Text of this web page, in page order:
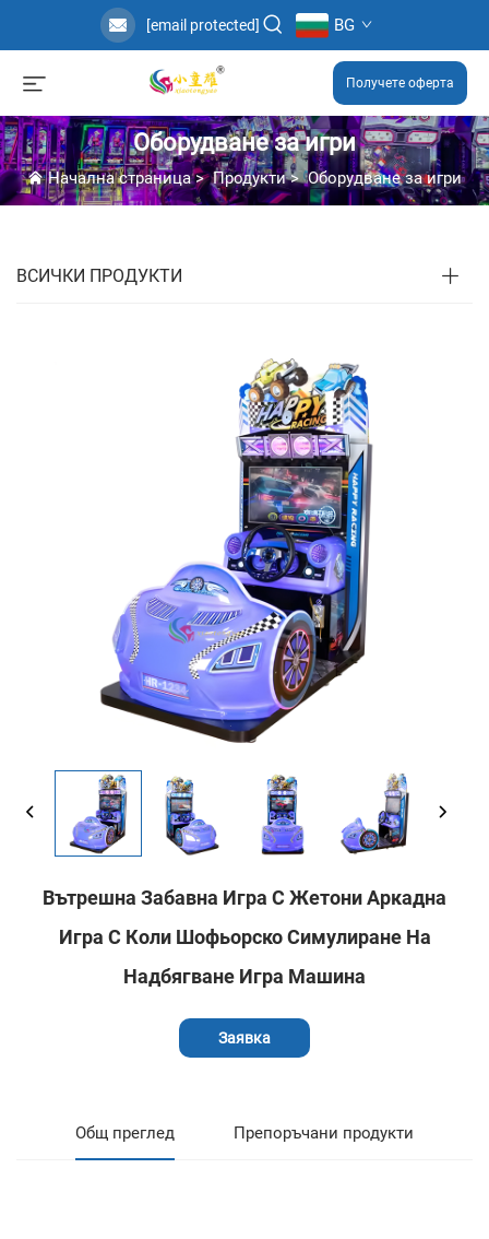
[email protected] BG
Получете оферта
Оборудване за игри
Начална страница>Продукти>Оборудване за игри
ВСИЧКИ ПРОДУКТИ
Вътрешна Забавна Игра С Жетони Аркадна
Игра С Коли Шофьорско Симулиране На
Надбягване Игра Машина
Заявка
Общ преглед Препоръчани продукти